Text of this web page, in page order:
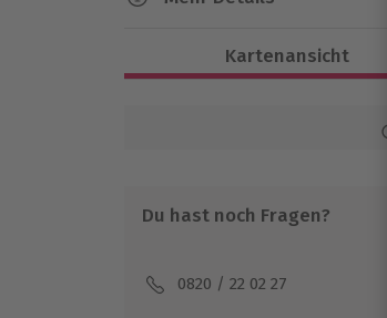
Gesamtdauer: ca. 3,5 bis
Ganzjährig
Teilnahmebedingungen
Teilnahme für
Veranstalter möglich
Kartenansicht
Du hast noch Fragen?
0820 / 22 02 27